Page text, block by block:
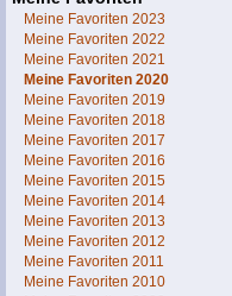
Meine Favoriten 2023
Meine Favoriten 2022
Meine Favoriten 2021
Meine Favoriten 2020
Meine Favoriten 2019
Meine Favoriten 2018
Meine Favoriten 2017
Meine Favoriten 2016
Meine Favoriten 2015
Meine Favoriten 2014
Meine Favoriten 2013
Meine Favoriten 2012
Meine Favoriten 2011
Meine Favoriten 2010